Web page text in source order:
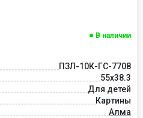
В наличии
ПЗЛ-10К-ГС-7708
55х38.3
Для детей
Картины
Алма